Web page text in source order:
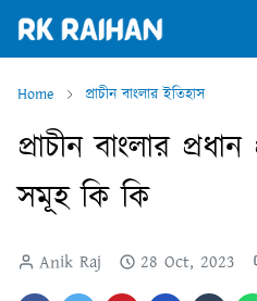
Home প্রাচীন বাংলার ইতিহাস
প্রাচীন বাংলার
সমূহ কি কি
Anik Raj 28 Oct, 2023